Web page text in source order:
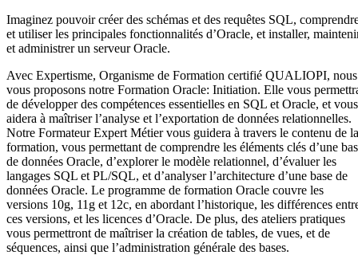
Imaginez pouvoir créer des schémas et des requêtes SQL,
et utiliser les principales fonctionnalités d’Oracle, et installer,
et administrer un serveur Oracle.
Avec Expertisme, Organisme de Formation certifié QUALIOPI, nous
vous proposons notre Formation Oracle: Initiation. Elle vous
de développer des compétences essentielles en SQL et Oracle, et vous
aidera à maîtriser l’analyse et l’exportation de données relationnelles.
Notre Formateur Expert Métier vous guidera à travers le contenu de la
formation, vous permettant de comprendre les éléments clés d’une
de données Oracle, d’explorer le modèle relationnel, d’évaluer les
langages SQL et PL/SQL, et d’analyser l’architecture d’une base de
données Oracle. Le programme de formation Oracle couvre les
versions 10g, 11g et 12c, en abordant l’historique, les différences
ces versions, et les licences d’Oracle. De plus, des ateliers pratiques
vous permettront de maîtriser la création de tables, de vues, et de
séquences, ainsi que l’administration générale des bases.